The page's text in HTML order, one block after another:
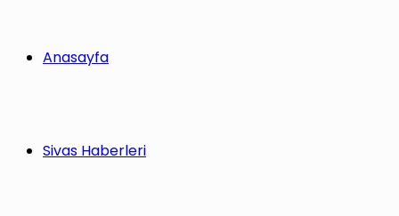
Anasayfa
Sivas Haberleri